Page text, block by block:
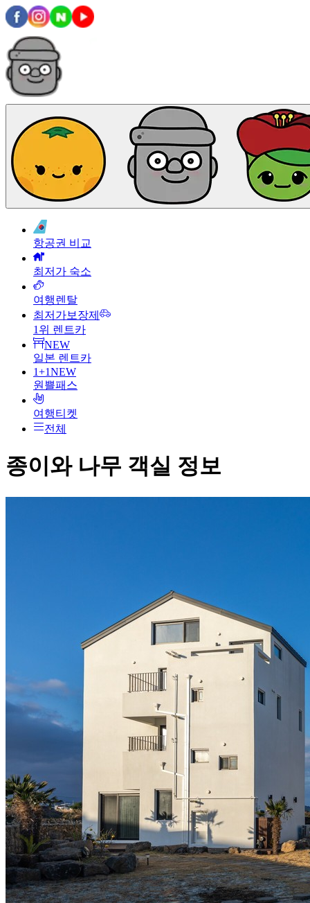
항공권 비교
최저가 숙소
여행렌탈
최저가보장제
1위 렌트카
NEW
일본 렌트카
1+1NEW
원쁠패스
여행티켓
전체
종이와 나무 객실 정보